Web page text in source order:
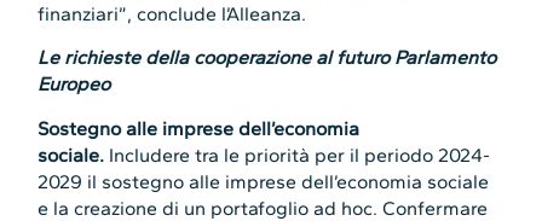
finanziari”, conclude l’Alleanza.
Le richieste della cooperazione al futuro Parlamento
Europeo
Sostegno alle imprese dell’economia
sociale. Includere tra le priorità per il periodo 2024-
2029 il sostegno alle imprese dell’economia sociale
e la creazione di un portafoglio ad hoc. Confermare